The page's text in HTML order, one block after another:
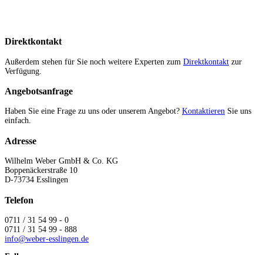
Direktkontakt
Außerdem stehen für Sie noch weitere Experten zum Direktkontakt zur
Verfügung.
Angebotsanfrage
Haben Sie eine Frage zu uns oder unserem Angebot? Kontaktieren Sie uns
einfach.
Adresse
Wilhelm Weber GmbH & Co. KG
Boppenäckerstraße 10
D-73734 Esslingen
Telefon
0711 / 31 54 99 - 0
0711 / 31 54 99 - 888
info@weber-esslingen.de